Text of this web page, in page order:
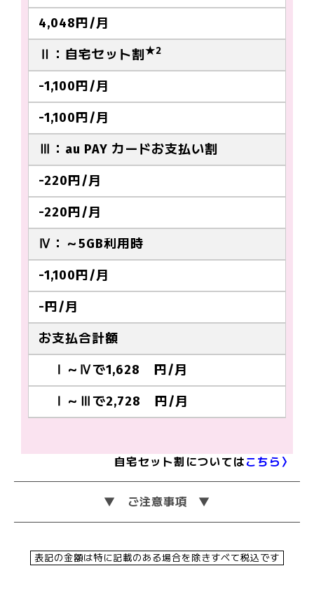
4,048円/月
Ⅱ：自宅セット割★2
-1,100円/月
-1,100円/月
Ⅲ：au PAY カードお支払い割
-220円/月
-220円/月
Ⅳ：～5GB利用時
-1,100円/月
-円/月
お支払合計額
Ⅰ～Ⅳで1,628 円/月
Ⅰ～Ⅲで2,728 円/月
自宅セット割については こちら〉
ご注意事項
表記の金額は特に記載のある場合を除きすべて税込です